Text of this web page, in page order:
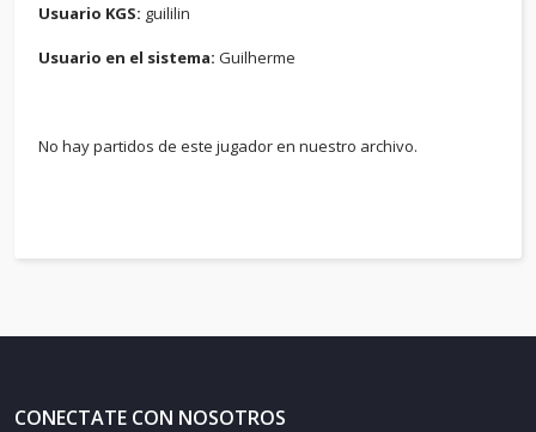
Usuario KGS: guililin
Usuario en el sistema: Guilherme
No hay partidos de este jugador en nuestro archivo.
CONECTATE CON NOSOTROS